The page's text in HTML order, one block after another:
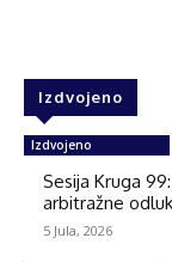
Izdvojeno
Izdvojeno
Sesija Kruga
arbitražne
5 Jula, 2026